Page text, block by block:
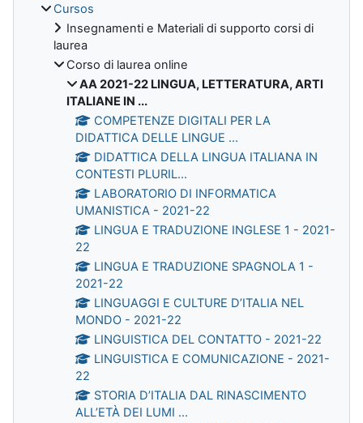
Cursos
Insegnamenti e Materiali di supporto corsi di
laurea
Corso di laurea online
AA 2021-22 LINGUA, LETTERATURA, ARTI
ITALIANE IN ...
COMPETENZE DIGITALI PER LA
DIDATTICA DELLE LINGUE ...
DIDATTICA DELLA LINGUA ITALIANA IN
CONTESTI PLURIL...
LABORATORIO DI INFORMATICA
UMANISTICA - 2021-22
LINGUA E TRADUZIONE INGLESE 1 - 2021-
22
LINGUA E TRADUZIONE SPAGNOLA 1 -
2021-22
LINGUAGGI E CULTURE D’ITALIA NEL
MONDO - 2021-22
LINGUISTICA DEL CONTATTO - 2021-22
LINGUISTICA E COMUNICAZIONE - 2021-
22
STORIA D’ITALIA DAL RINASCIMENTO
ALL’ETÀ DEI LUMI ...